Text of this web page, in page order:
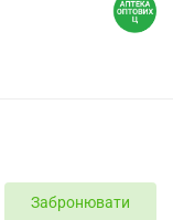
Забронювати